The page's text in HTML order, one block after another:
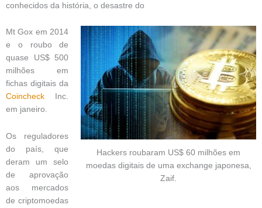
conhecidos da história, o desastre do
Hackers roubaram US$ 60 milhões em
moedas digitais de uma exchange japonesa,
Zaif.
Mt Gox em 2014
e o roubo de
quase US$ 500
milhões em
fichas digitais da
Coincheck Inc.
em janeiro.
Os reguladores
do país, que
deram um selo
de aprovação
aos mercados
de criptomoedas